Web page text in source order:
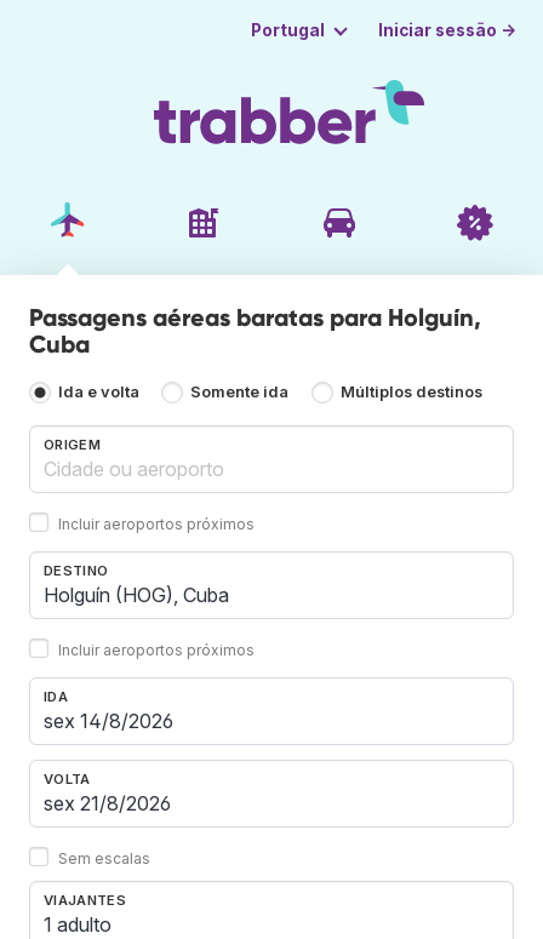
Portugal Iniciar sessão →
Passagens aéreas baratas para Holguín,
Cuba
Ida e volta Somente ida Múltiplos destinos
ORIGEM
Incluir aeroportos próximos
DESTINO
Incluir aeroportos próximos
IDA
VOLTA
Sem escalas
VIAJANTES
1 adulto